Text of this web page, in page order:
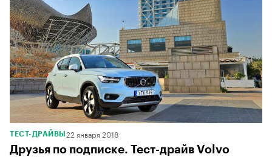
ТЕСТ-ДРАЙВЫ 22 января 2018
Друзья по подписке. Тест-драйв Volvo